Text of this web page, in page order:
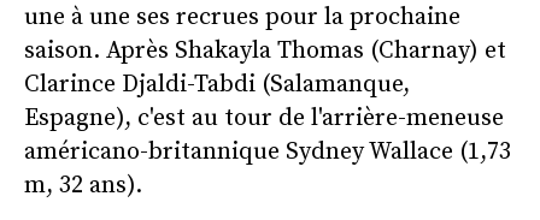
une à une ses recrues pour la prochaine
saison. Après Shakayla Thomas (Charnay) et
Clarince Djaldi-Tabdi (Salamanque,
Espagne), c'est au tour de l'arrière-meneuse
américano-britannique Sydney Wallace (1,73
m, 32 ans).